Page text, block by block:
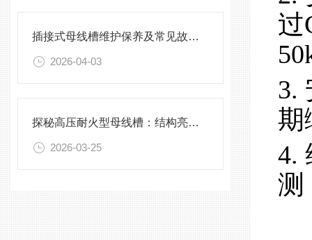
插接式母线槽维护保养及常见故障处理指南
2026-04-03
探秘高压耐火型母线槽：结构亮点与实用效能
2026-03-25
过
3.
期
4.
测